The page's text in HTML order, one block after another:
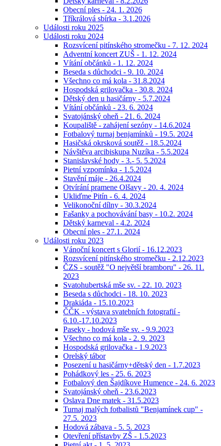
Obecní ples - 24. 1. 2026
Tříkrálová sbírka - 3.1.2026
Události roku 2025
Události roku 2024
Rozsvícení pitínského stromečku - 7. 12. 2024
Adventní koncert ZUŠ - 1. 12. 2024
Vítání občánků - 1. 12. 2024
Beseda s důchodci - 9. 10. 2024
Všechno co má kola - 31.8.2024
Hospodská grilovačka - 30.8. 2024
Dětský den u hasičárny - 5.7.2024
Vítání občánků - 23. 6. 2024
Svatojánský oheň - 21. 6. 2024
Koupaliště - zahájení sezóny - 14.6.2024
Fotbalový turnaj benjamínků - 19.5. 2024
Hasičská okrsková soutěž - 18.5.2024
Návštěva arcibiskupa Nuzíka - 5.5.2024
Stanislavské hody - 3.- 5. 5.2024
Pietní vzpomínka - 1.5.2024
Stavění máje - 26.4.2024
Otvírání pramene Olšavy - 20. 4. 2024
Ukliďme Pitín - 6. 4. 2024
Velikonoční dílny - 30.3.2024
Fašanky a pochovávání basy - 10.2. 2024
Dětský karneval - 4.2. 2024
Obecní ples - 27.1. 2024
Události roku 2023
Vánoční koncert s Glorií - 16.12.2023
Rozsvícení pitínského stromečku - 2.12.2023
ČZS - soutěž "O největší bramboru" - 26. 11.
2023
Svatohubertská mše sv. - 22. 10. 2023
Beseda s důchodci - 18. 10. 2023
Drakiáda - 15.10.2023
ČČK - výstava svatebních fotografií -
6.10.-17.10.2023
Paseky - hodová mše sv. - 9.9.2023
Všechno co má kola - 2. 9. 2023
Hospodská grilovačka - 1.9.2023
Orelský tábor
Posezení u hasičárny+dětský den - 1.7.2023
Pohádkový les - 25. 6. 2023
Fotbalový den Šajdíkove Humence - 24. 6. 2023
Svatojánský oheň - 23.6.2023
Oslava Dne matek - 31.5.2023
Turnaj malých fotbalistů "Benjamínek cup" -
27.5. 2023
Hodová zábava - 5. 5. 2023
Otevření přístavby ZŠ - 1.5.2023